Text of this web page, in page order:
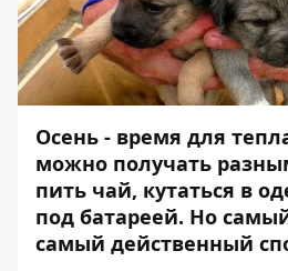
Осень - время для
можно получать
пить чай, кутаться в
под батареей. Но
самый действенный